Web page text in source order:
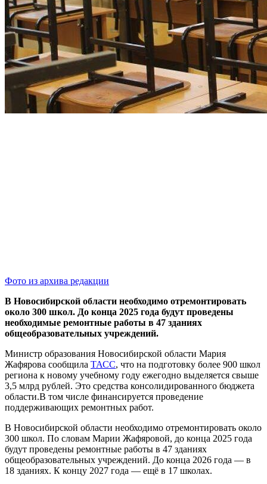
Фото из архива редакции
В Новосибирской области необходимо отремонтировать
около 300 школ. До конца 2025 года будут проведены
необходимые ремонтные работы в 47 зданиях
общеобразовательных учреждений.
Министр образования Новосибирской области Мария
Жафярова сообщила ТАСС, что на подготовку более 900 школ
региона к новому учебному году ежегодно выделяется свыше
3,5 млрд рублей. Это средства консолидированного бюджета
области.В том числе финансируется проведение
поддерживающих ремонтных работ.
В Новосибирской области необходимо отремонтировать около
300 школ. По словам Марии Жафяровой, до конца 2025 года
будут проведены ремонтные работы в 47 зданиях
общеобразовательных учреждений. До конца 2026 года — в
18 зданиях. К концу 2027 года — ещё в 17 школах.